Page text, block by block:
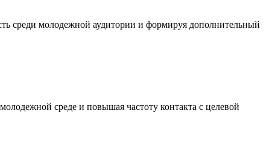
среди молодежной аудитории и формируя дополнительный
среде и повышая частоту контакта с целевой